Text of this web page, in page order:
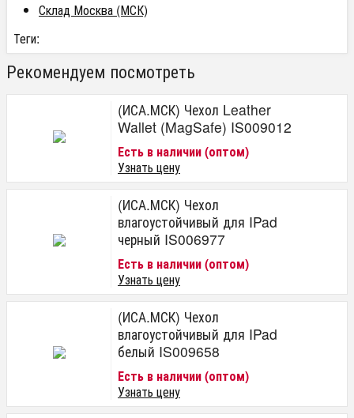
Склад Москва (МСК)
Теги:
Рекомендуем посмотреть
(ИСА.МСК) Чехол Leather
Wallet (MagSafe) IS009012
Есть в наличии (оптом)
Узнать цену
(ИСА.МСК) Чехол
влагоустойчивый для IPad
черный IS006977
Есть в наличии (оптом)
Узнать цену
(ИСА.МСК) Чехол
влагоустойчивый для IPad
белый IS009658
Есть в наличии (оптом)
Узнать цену